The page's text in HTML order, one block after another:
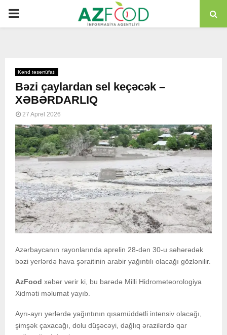
PRIMARY
Kənd təsərrüfatı
Bəzi çaylardan sel keçəcək –
XƏBƏRDARLIQ
27 Aprel 2026
Azərbaycanın rayonlarında aprelin 28-dən 30-u səhərədək
bəzi yerlərdə hava şəraitinin arabir yağıntılı olacağı gözlənilir.
AzFood xəbər verir ki, bu barədə Milli Hidrometeorologiya
Xidməti məlumat yayıb.
Ayrı-ayrı yerlərdə yağıntının qısamüddətli intensiv olacağı,
şimşək çaxacağı, dolu düşəcəyi, dağlıq ərazilərdə qar